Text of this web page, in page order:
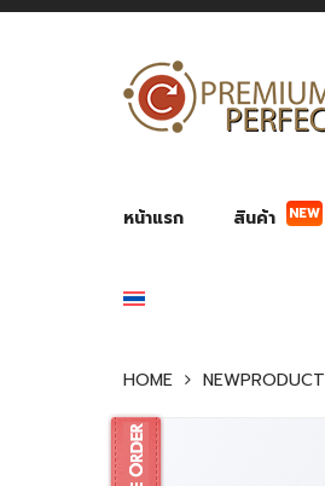
หน้าแรก สินค้า NEW
HOME NEWPRODUCT